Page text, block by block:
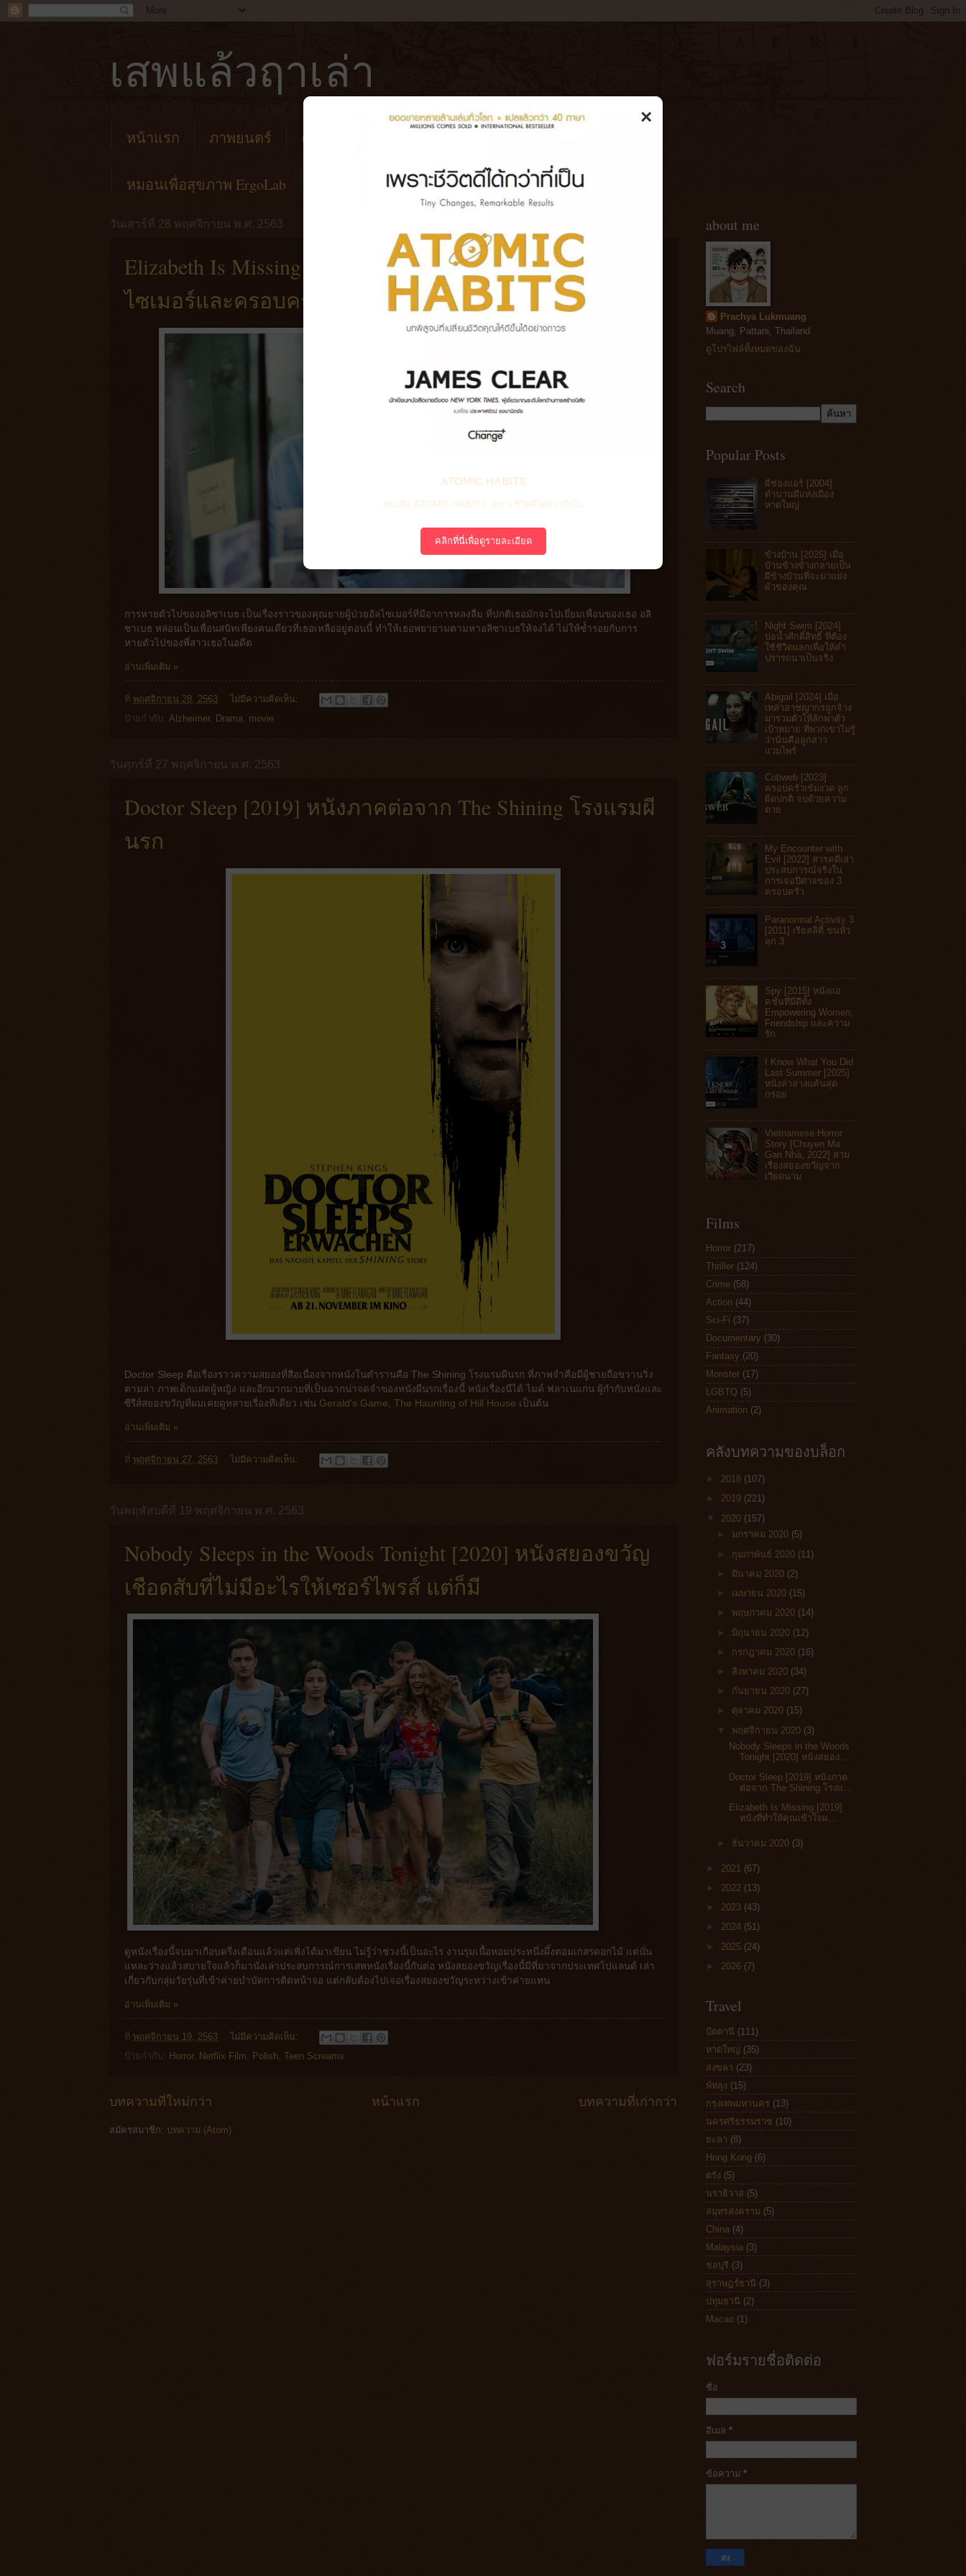
เสพแล้วฤาเล่า
หน้าแรก ภาพยนตร์ คาเฟ่
หมอนเพื่อสุขภาพ ErgoLab
วันเสาร์ที่ 28 พฤศจิกายน พ.ศ. 2563
Elizabeth Is Missing [2019] หนังที่ทำให้คุณเข้าใจผู้ป่วยอัล
ไซเมอร์และครอบครัวมากขึ้น
การหายตัวไปของอลิซาเบธ เป็นเรื่องราวของคุณยายผู้ป่วยอัลไซเมอร์ที่มีอาการหลงลืม ที่ปกติเธอมักจะไปเยี่ยมเพื่อนของเธอ อลิ
ซาเบธ หล่อนเป็นเพื่อนสนิทเพียงคนเดียวที่เธอเหลืออยู่ตอนนี้ ทำให้เธอพยายามตามหาอลิซาเบธให้จงได้ ไม่ให้ซ้ำรอยกับการ
หายตัวไปของพี่สาวเธอในอดีต
อ่านเพิ่มเติม »
ที่ พฤศจิกายน 28, 2563
ไม่มีความคิดเห็น:
ป้ายกำกับ: Alzheimer, Drama movie
วันศุกร์ที่ 27 พฤศจิกายน พ.ศ. 2563
Doctor Sleep [2019] หนังภาคต่อจาก The Shining โรงแรมผี
นรก
Doctor Sleep คือเรื่องราวความสยองที่สือเนื่องจากหนังในตำรานคือ The Shining โรงแรมผีนรก ที่ภาพจำคือมีผู้ชายถือขวานวิ่ง
ตามล่า ภาพเด็กแฝดผู้หญิง และอีกมากมายที่เป็นฉากน่าจดจำของหนังผีนรกเรื่องนี้ หนังเรื่องนีได้ ไมค์ ฟลาเนแกน ผู้กำกับหนังและ
ซีรีส์สยองขวัญที่ผมเคยดูหลายเรื่องทีเดียว เช่น Gerald's Game, The Haunting of Hill House เป็นต้น
อ่านเพิ่มเติม »
ที่ พฤศจิกายน 27, 2563 ไม่มีความคิดเห็น:
วันพฤหัสบดีที่ 19 พฤศจิกายน พ.ศ. 2563
Nobody Sleeps in the Woods Tonight [2020] หนังสยองขวัญ
เชือดสับที่ไม่มีอะไรให้เซอร์ไพรส์ แต่ก็มี
ดูหนังเรื่องนี้จบมาเกือบครึ่งเดือนแล้วแต่เพิ่งได้มาเขียน ไม่รู้ว่าช่วงนี้เป็นอะไร งานรุมเนื้อหอมประหนึ่งผึ้งตอมเกสรดอกไม้ แต่นั่น
แหละว่างแล้วสบายใจแล้วก็มานั่งเล่าประสบการณ์การเสพหนังเรื่องนี้กันต่อ หนังสยองขวัญเรื่องนี้มีที่มาจากประเทศโปแลนด์ เล่า
เกี่ยวกับกลุ่มวัยรุ่นที่เข้าค่ายบำบัดการติดหน้าจอ แต่กลับต้องไปเจอเรื่องสยองขวัญระหว่างเข้าค่ายแทน
อ่านเพิ่มเติม »
ที่ พฤศจิกายน 19, 2563
ไม่มีความคิดเห็น:
ป้ายกำกับ: Horror, Netflix Film Polish Teen Screams
บทความที่ใหม่กว่า บทความที่เก่ากว่า
หน้าแรก
สมัครสมาชิก: บทความ (Atom)
about me
Prachya Lukmuang
Muang, Pattani, Thailand
ดูโปรไฟล์ทั้งหมดของฉัน
Search
Popular Posts
ผีช่องแอร์ [2004]
ตำนานผีแห่งเมือง
หาดใหญ่
ข้างบ้าน [2025] เมื่อ
บ้านข้างข้างกลายเป็น
ผีข้างบ้านที่จะมาแย่ง
ผัวของคุณ
Night Swim [2024]
บ่อน้ำศักดิ์สิทธิ์ ที่ต้อง
ใช้ชีวิตแลกเพื่อให้คำ
ปรารถนาเป็นจริง
Abigail [2024] เมื่อ
เหล่าอาชญากรถูกจ้าง
มารวมตัวให้ลักพาตัว
เป้าหมาย ที่พวกเขาไม่รู้
ว่านั่นคือลูกสาว
แวมไพร์
Cobweb [2023]
ครอบครัวเข้มงวด ลูก
ผิดปกติ จบด้วยความ
ตาย
My Encounter with
Evil [2022] สารคดีเล่า
ประสบการณ์จริงใน
การเจอปีศาจของ 3
ครอบครัว
Paranormal Activity 3
[2011] เรียลลิตี้ ขนหัว
ลุก 3
Spy [2015] หนังแอ
คชันที่มีดีทั้ง
Empowering Women,
Friendship และความ
รัก
I Know What You Did
Last Summer [2025]
หนังล่าล่างแค้นสุด
กร่อย
Vietnamese Horror
Story [Chuyen Ma
Gan Nhà, 2022] สาม
เรื่องสยองขวัญจาก
เวียดนาม
Films
Horror (217)
Thriller (124)
Crime (58)
Action (44)
Sci-Fi (37)
Documentary (30)
Fantasy (20)
Monster (17)
LGBTQ (5)
Animation (2)
คลังบทความของบล็อก
► 2018 (107)
► 2019 (221)
▼ 2020 (157)
► มกราคม 2020 (5)
► กุมภาพันธ์ 2020 (11)
► มีนาคม 2020 (2)
► เมษายน 2020 (15)
►พฤษภาคม 2020 (14)
► มิถุนายน 2020 (12)
► กรกฎาคม 2020 (16)
► สิงหาคม 2020 (34)
► กันยายน 2020 (27)
► ตุลาคม 2020 (15)
▼พฤศจิกายน 2020 (3)
Nobody Sleeps in the Woods
Tonight [2020] หนังสยอง...
Doctor Sleep [2019] หนังภาค
ต่อจาก The Shining โรงแ...
Elizabeth Is Missing [2019]
หนังที่ทำให้คุณเข้าใจผ...
► ธันวาคม 2020 (3)
► 2021 (67)
► 2022 (13)
► 2023 (43)
► 2024 (51)
► 2025 (24)
► 2026 (7)
Travel
ปัตตานี (111)
หาดใหญ่ (35)
สงขลา (23)
พัทลุง (15)
กรุงเทพมหานคร (13)
นครศรีธรรมราช (10)
ยะลา (8)
Hong Kong (6)
ตรัง (5)
นราธิวาส (5)
สมุทรสงคราม (5)
China (4)
Malaysia (3)
ชลบุรี (3)
สุราษฎร์ธานี (3)
ปทุมธานี (2)
Macao (1)
ฟอร์มรายชื่อติดต่อ
ชื่อ
อีเมล *
ข้อความ *
×
ATOMIC HABITS
หนังสือ ATOMIC HABITS เพราะชีวิตดีได้กว่าที่เป็น
คลิกที่นี่เพื่อดูรายละเอียด